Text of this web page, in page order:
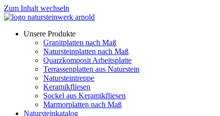
Zum Inhalt wechseln
Unsere Produkte
Granitplatten nach Maß
Natursteinplatten nach Maß
Quarzkomposit Arbeitsplatte
Terrassenplatten aus Naturstein
Natursteintreppe
Keramikfliesen
Sockel aus Keramikfliesen
Marmorplatten nach Maß
Natursteinkatalog